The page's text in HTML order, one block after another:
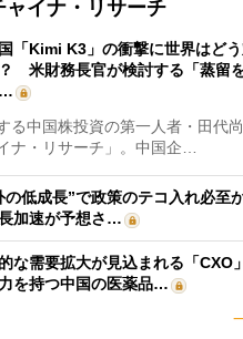
ャイナ・リサーチ
「Kimi K3」の衝撃に世界はど
米財務長官が検討する「蒸留
る中国株投資の第一人者・田代
ナ・リサーチ」。中国企…
の低成長”で政策のテコ入れ必
加速が予想さ…
な需要拡大が見込まれる「CXO
を持つ中国の医薬品…